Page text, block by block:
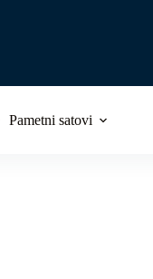
Pametni satovi